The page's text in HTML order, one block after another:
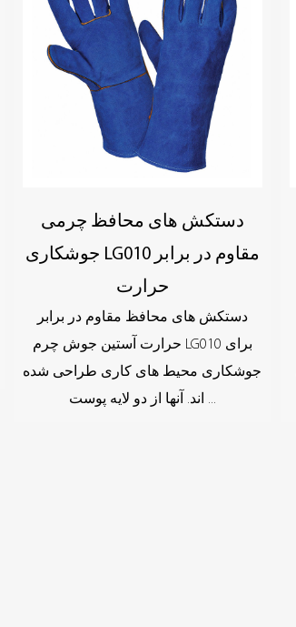
دستکش های محافظ چرمی
جوشکاری LG010 مقاوم در برابر
حرارت
دستکش های محافظ مقاوم در برابر
حرارت آستین جوش چرم LG010 برای
جوشکاری محیط های کاری طراحی شده
اند. آنها از دو لایه پوست ...